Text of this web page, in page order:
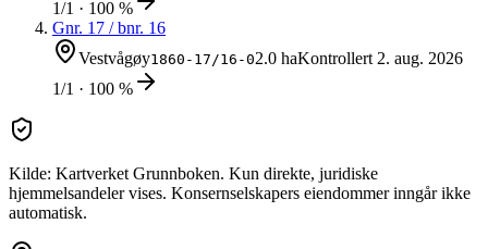
1/1 · 100 %
Gnr. 17 / bnr. 16
Vestvågøy1860-17/16-02.0 haKontrollert 2. aug. 2026
1/1 · 100 %
Kilde: Kartverket Grunnboken. Kun direkte, juridiske
hjemmelsandeler vises. Konsernselskapers eiendommer inngår ikke
automatisk.